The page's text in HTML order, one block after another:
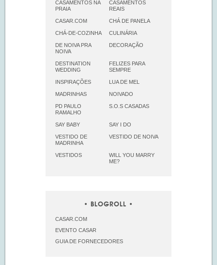
CASAMENTOS NA
PRAIA
CASAMENTOS
REAIS
CASAR.COM CHÁ DE PANELA
CHÁ-DE-COZINHA CULINÁRIA
DE NOIVA PRA
NOIVA
DECORAÇÃO
DESTINATION
WEDDING
FELIZES PARA
SEMPRE
INSPIRAÇÕES LUA DE MEL
MADRINHAS NOIVADO
PD PAULO
RAMALHO
S.O.S CASADAS
SAY BABY SAY I DO
VESTIDO DE
MADRINHA
VESTIDO DE NOIVA
VESTIDOS
WILL YOU MARRY
ME?
BLOGROLL
CASAR.COM
EVENTO CASAR
GUIA DE FORNECEDORES